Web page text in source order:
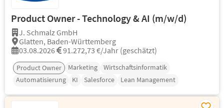
Product Owner - Technology & AI (m/w/d)
J. Schmalz GmbH
Glatten, Baden-Württemberg
03.08.2026
91.272,73 €/Jahr (geschätzt)
Product Owner Marketing
Wirtschaftsinformatik
Automatisierung
KI Salesforce Lean Management